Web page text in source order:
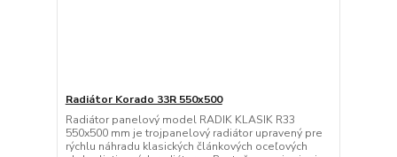
Radiátor Korado 33R 550x500
Radiátor panelový model RADIK KLASIK R33
550x500 mm je trojpanelový radiátor upravený pre
rýchlu náhradu klasických článkových oceľových